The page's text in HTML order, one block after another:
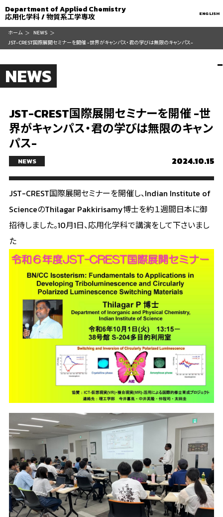
Department of Applied Chemistry
応用化学科 / 物質系工学専攻 ENGLISH
NEWS
JST-CREST国際展開セミナーを開催 -世
界がキャンパス・君の学びは無限のキャン
パス-
2024.10.15
NEWS
JST-CREST国際展開セミナーを開催し、Indian Institute of
ScienceのThilagar Pakkirisamy博士を約１週間日本に御
招待しました。10月1日、応用化学科で講演をして下さいまし
た
ホーム
NEWS
JST-CREST国際展開セミナーを開催 -世界がキャンパス・君の学びは無限のキャンパス-